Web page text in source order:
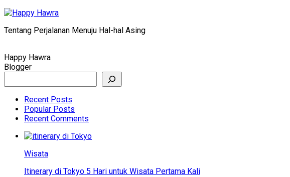
Skip
content
Tentang Perjalanan Menuju Hal-hal Asing
Happy Hawra
Blogger
Recent Posts
Popular Posts
Recent Comments
Wisata
Itinerary di Tokyo 5 Hari untuk Wisata Pertama Kali